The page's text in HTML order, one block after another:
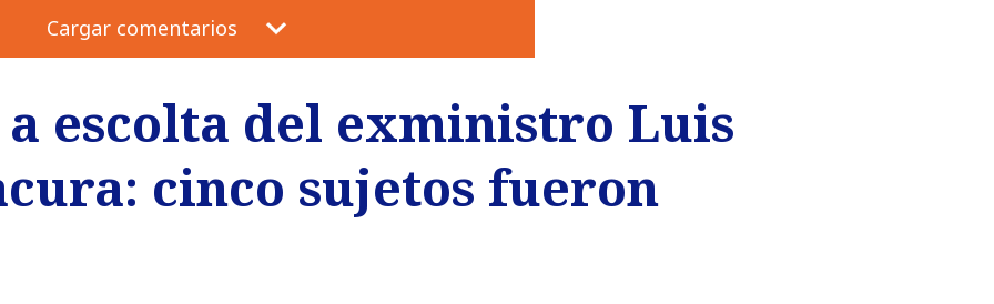
Cargar comentarios
escolta del exministro Luis
cinco sujetos fueron